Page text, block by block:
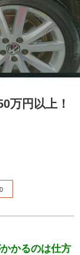
万円以上！
0
かるのは仕方